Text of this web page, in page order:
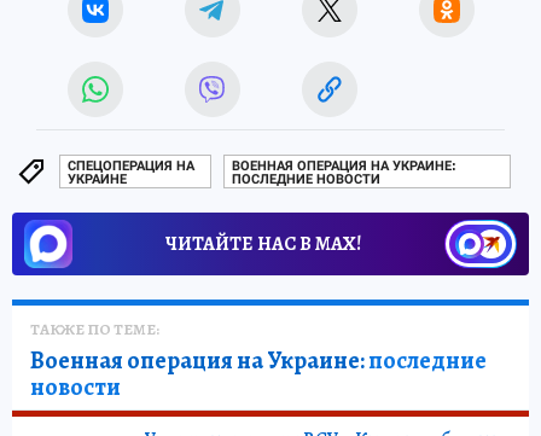
СПЕЦОПЕРАЦИЯ НА
УКРАИНЕ
ВОЕННАЯ ОПЕРАЦИЯ НА УКРАИНЕ:
ПОСЛЕДНИЕ НОВОСТИ
ЧИТАЙТЕ НАС В МАХ!
ТАКЖЕ ПО ТЕМЕ:
Военная операция на Украине:последние
новости